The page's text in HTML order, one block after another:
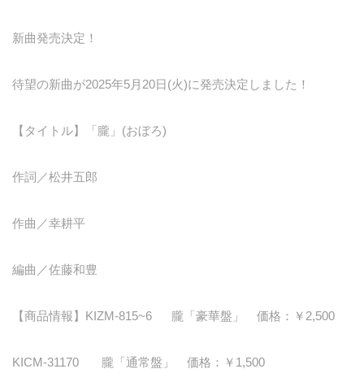
新曲発売決定！
待望の新曲が2025年5月20日(火)に発売決定しました！
【タイトル】「朧」(おぼろ)
作詞／松井五郎
作曲／幸耕平
編曲／佐藤和豊
【商品情報】KIZM-815~6 朧「豪華盤」 価格：￥2,500
KICM-31170 朧「通常盤」 価格：￥1,500